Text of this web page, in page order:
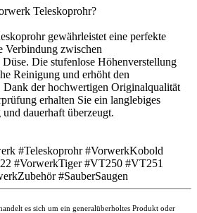
Teleskoprohr?
gewährleistet eine perfekte
Verbindung zwischen
Düse. Die stufenlose Höhenverstellung
Reinigung und erhöht den
der hochwertigen Originalqualität
erhalten Sie ein langlebiges
dauerhaft überzeugt.
#Teleskoprohr #VorwerkKobold
#VorwerkTiger #VT250 #VT251
#SauberSaugen
es sich um ein generalüberholtes Produkt oder